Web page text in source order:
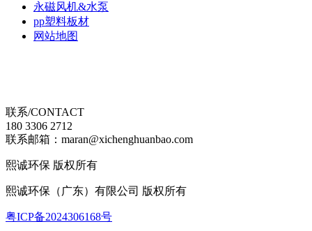
永磁风机&水泵
pp塑料板材
网站地图
联系/CONTACT
180 3306 2712
联系邮箱：maran@xichenghuanbao.com
熙诚环保 版权所有
熙诚环保（广东）有限公司 版权所有
粤ICP备2024306168号